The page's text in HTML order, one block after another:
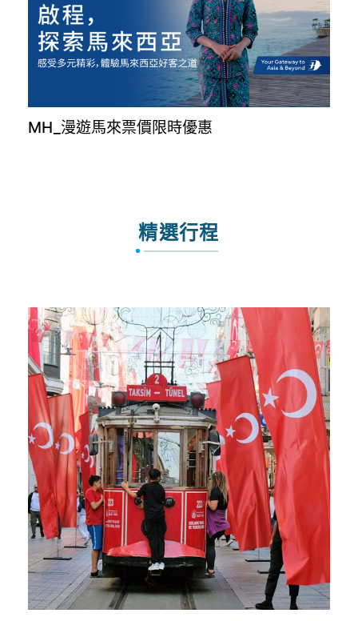
MH_漫遊馬來票價限時優惠
精選行程